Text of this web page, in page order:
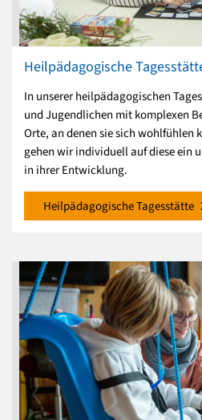
Heilpädagogische
In unserer heilpädagogischen
und Jugendlichen mit komplexen
Orte, an denen sie sich wohlfühlen
gehen wir individuell auf diese ein
in ihrer Entwicklung.
Heilpädagogische Tagesstätte